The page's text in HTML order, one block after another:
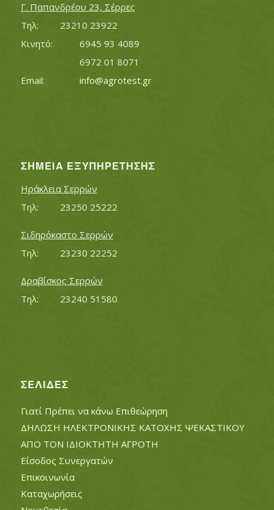
Γ. Παπανδρέου 23, Σέρρες
Τηλ:		23210 23922
Κινητό:		6945 93 4089
			6972 01 8071
info@agrotest.gr
ΣΗΜΕΊΑ ΕΞΥΠΗΡΈΤΗΣΗΣ
Ηράκλεια Σερρών
Τηλ:		23250 25222
Σιδηρόκαστο Σερρών
Τηλ:		23230 22252
Δραβίσκος Σερρών
Τηλ:		23240 51580
ΣΕΛΊΔΕΣ
Γιατί Πρέπει να κάνω Επιθεώρηση
ΔΗΛΩΣΗ ΗΛΕΚΤΡΟΝΙΚΗΣ ΚΑΤΟΧΗΣ ΨΕΚΑΣΤΙΚΟΥ
ΑΠΟ ΤΟΝ ΙΔΙΟΚΤΗΤΗ ΑΓΡΟΤΗ
Είσοδος Συνεργατών
Επικοινωνία
Καταχωρήσεις